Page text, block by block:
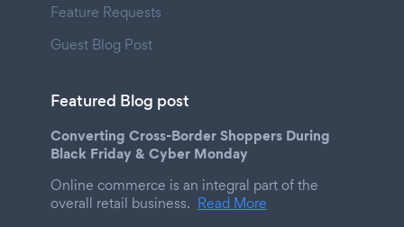
Feature Requests
Guest Blog Post
Featured Blog post
Converting Cross-Border Shoppers During
Black Friday & Cyber Monday
Online commerce is an integral part of the
overall retail business. Read More